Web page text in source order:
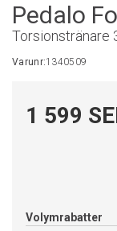
Pedalo
Torsionstränare
Varunr:1340509
1 599
Volymrabatter